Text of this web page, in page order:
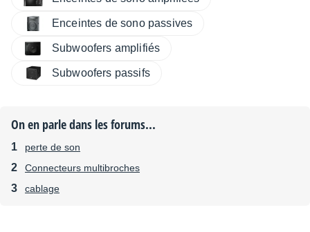
Enceintes de sono passives
Subwoofers amplifiés
Subwoofers passifs
On en parle dans les forums...
perte de son
Connecteurs multibroches
cablage